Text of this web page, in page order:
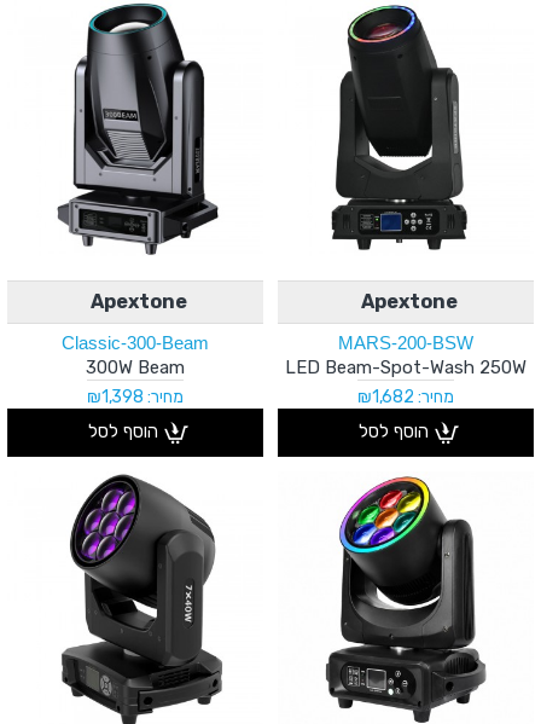
Apextone
MARS-200-BSW
LED Beam-Spot-Wash 250W
מחיר: ₪1,682
הוסף לסל
Apextone
Classic-300-Beam
300W Beam
מחיר: ₪1,398
הוסף לסל